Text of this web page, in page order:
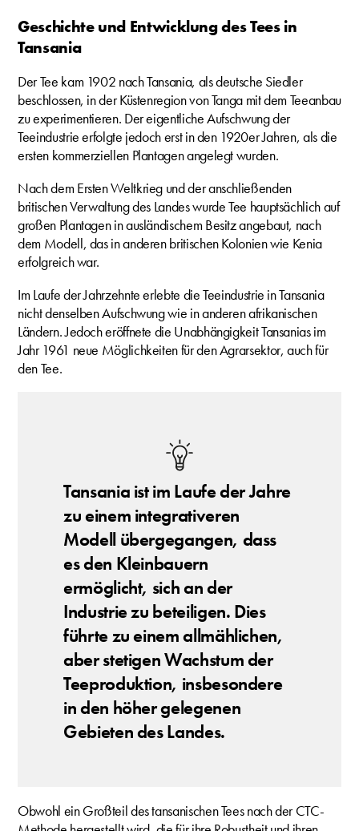
Geschichte und Entwicklung des Tees in
Tansania
Der Tee kam 1902 nach Tansania, als deutsche Siedler
beschlossen, in der Küstenregion von Tanga mit dem Teeanbau
zu experimentieren. Der eigentliche Aufschwung der
Teeindustrie erfolgte jedoch erst in den 1920er Jahren, als die
ersten kommerziellen Plantagen angelegt wurden.
Nach dem Ersten Weltkrieg und der anschließenden
britischen Verwaltung des Landes wurde Tee hauptsächlich auf
großen Plantagen in ausländischem Besitz angebaut, nach
dem Modell, das in anderen britischen Kolonien wie Kenia
erfolgreich war.
Im Laufe der Jahrzehnte erlebte die Teeindustrie in Tansania
nicht denselben Aufschwung wie in anderen afrikanischen
Ländern. Jedoch eröffnete die Unabhängigkeit Tansanias im
Jahr 1961 neue Möglichkeiten für den Agrarsektor, auch für
den Tee.
Tansania ist im Laufe der Jahre
zu einem integrativeren
Modell übergegangen, dass
es den Kleinbauern
ermöglicht, sich an der
Industrie zu beteiligen. Dies
führte zu einem allmählichen,
aber stetigen Wachstum der
Teeproduktion, insbesondere
in den höher gelegenen
Gebieten des Landes.
Obwohl ein Großteil des tansanischen Tees nach der CTC-